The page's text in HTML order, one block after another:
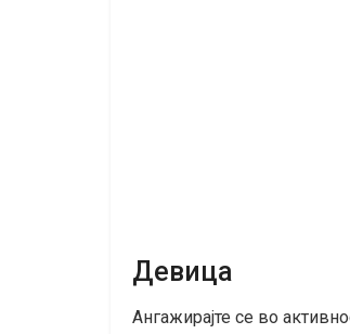
Девица
Ангажирајте се во